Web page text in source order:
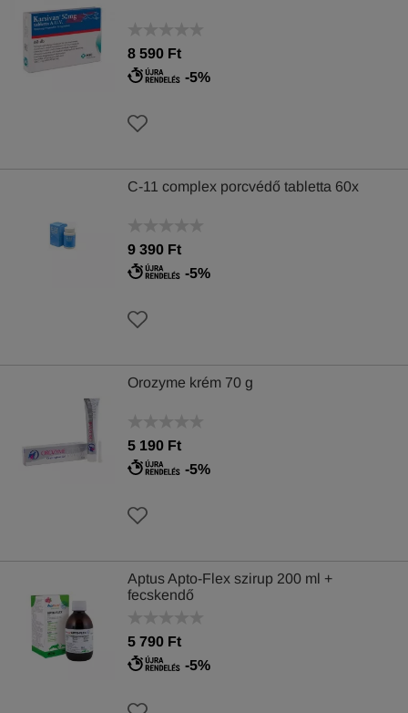
8 590 Ft
-5%
C-11 complex porcvédő tabletta 60x
9 390 Ft
-5%
Orozyme krém 70 g
5 190 Ft
-5%
Aptus Apto-Flex szirup 200 ml +
fecskendő
5 790 Ft
-5%